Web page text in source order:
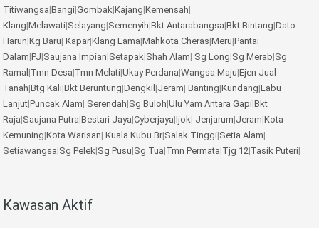
Titiwangsa|Bangi|Gombak|Kajang|Kemensah|
Klang|Melawati|Selayang|Semenyih|Bkt Antarabangsa|Bkt Bintang|Dato
Harun|Kg Baru| Kapar|Klang Lama|Mahkota Cheras|Meru|Pantai
Dalam|PJ|Saujana Impian|Setapak|Shah Alam| Sg Long|Sg Merab|Sg
Ramal |Tmn Desa|Tmn Melati|Ukay Perdana|Wangsa Maju|Ejen Jual
Tanah|Btg Kali|Bkt Beruntung|Dengkil |Jeram| Banting|Kundang|Labu
Lanjut|Puncak Alam| Serendah|Sg Buloh|Ulu Yam Antara Gapi|Bkt
Raja|Saujana Putra|Bestari Jaya|Cyberjaya|Ijok| Jenjarum|Jeram|Kota
Kemuning|Kota Warisan| Kuala Kubu Br|Salak Tinggi|Setia Alam|
Setiawangsa|Sg Pelek|Sg Pusu|Sg Tua|Tmn Permata|Tjg 12|Tasik Puteri|
Kawasan Aktif